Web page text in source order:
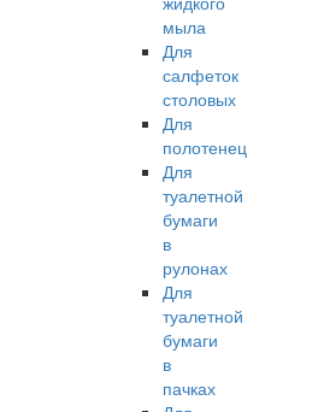
мыла
Для
салфеток
столовых
Для
полотенец
Для
туалетной
бумаги
в
рулонах
Для
туалетной
бумаги
в
пачках